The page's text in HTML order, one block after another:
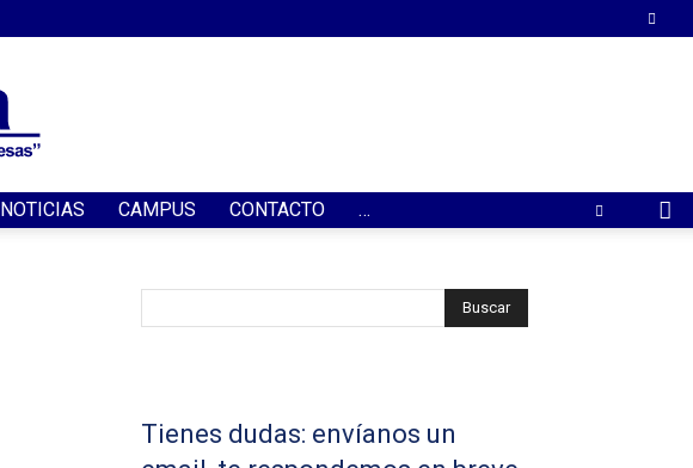
NOTICIAS CAMPUS CONTACTO …
Tienes dudas: envíanos un